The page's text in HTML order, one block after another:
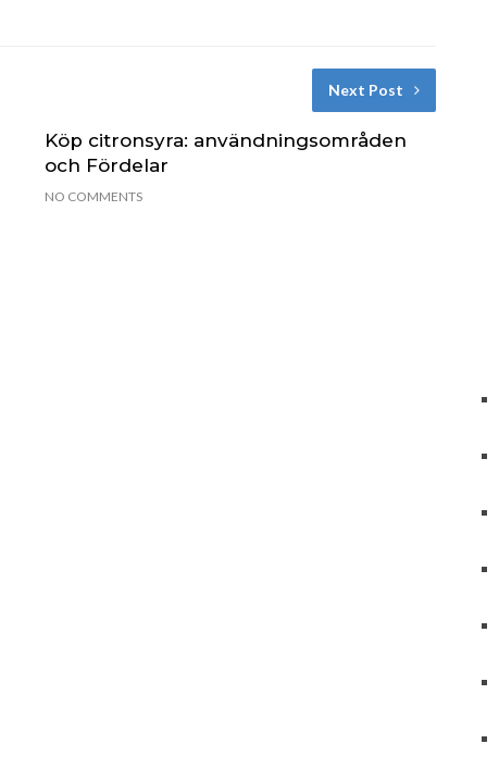
Next Post
Köp citronsyra: användningsområden
och Fördelar
NO COMMENTS